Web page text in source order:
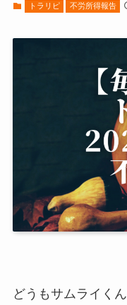
トラリピ 不労所得報告
どうもサムライくん